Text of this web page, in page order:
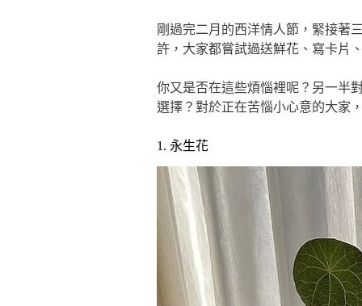
剛過完二月的西洋情人節，緊接著
許，大家都嘗試過送鮮花、寫卡片
你又是否在這些煩惱裡呢？另一半
選擇？對於正在苦惱小心意的大家
1. 永生花